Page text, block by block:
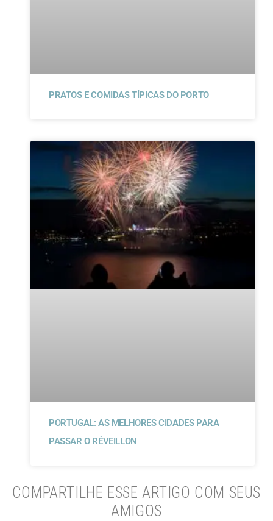
PRATOS E COMIDAS TÍPICAS DO PORTO
PORTUGAL: AS MELHORES CIDADES PARA
PASSAR O RÉVEILLON
COMPARTILHE ESSE ARTIGO COM SEUS
AMIGOS